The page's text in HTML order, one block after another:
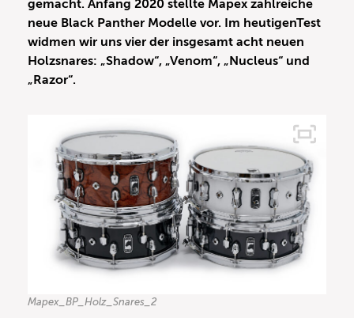
gemacht. Anfang 2020 stellte Mapex zahlreiche
neue Black Panther Modelle vor. Im heutigenTest
widmen wir uns vier der insgesamt acht neuen
Holzsnares: „Shadow“, „Venom“, „Nucleus“ und
„Razor“.
Mapex_BP_Holz_Snares_2